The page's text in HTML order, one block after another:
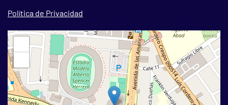
Política de Privacidad